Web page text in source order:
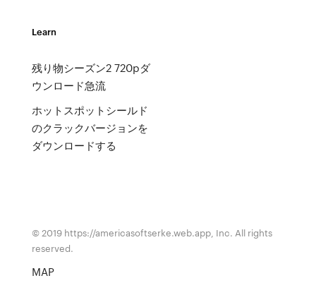
Learn
残り物シーズン2 720pダ
ウンロード急流
ホットスポットシールド
のクラックバージョンを
ダウンロードする
© 2019 https://americasoftserke.web.app, Inc. All rights
reserved.
MAP